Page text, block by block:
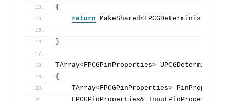
{
return MakeShared<
}
TArray<FPCGPinProperties>
{
    TArray
<FPCGPinProperties>